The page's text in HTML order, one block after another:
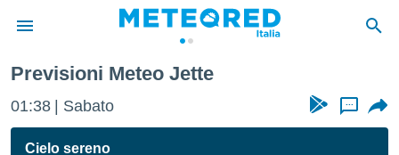
di
Previsioni Meteo Jette
01:38 Sabato ...
Cielo sereno